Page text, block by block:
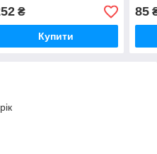
₴
Купити
85